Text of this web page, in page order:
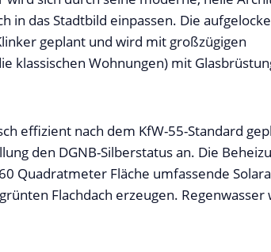
in das Stadtbild einpassen. Die
geplant und wird mit großzügigen
klassischen Wohnungen) mit
effizient nach dem KfW-55-Standard
den DGNB-Silberstatus an. Die
Quadratmeter Fläche umfassende
Flachdach erzeugen. Regenwasser